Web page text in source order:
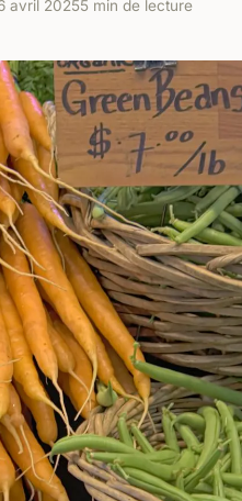
avril 20255 min de lecture